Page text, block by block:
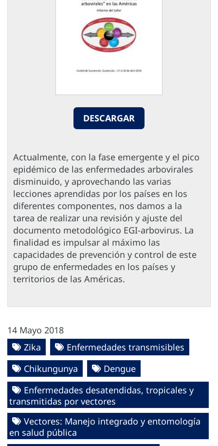
DESCARGAR
Actualmente, con la fase emergente y el pico
epidémico de las enfermedades arbovirales
disminuido, y aprovechando las varias
lecciones aprendidas por los países en los
diferentes componentes, nos damos a la
tarea de realizar una revisión y ajuste del
documento metodológico EGI-arbovirus. La
finalidad es impulsar al máximo las
capacidades de prevención y control de este
grupo de enfermedades en los países y
territorios de las Américas.
14 Mayo 2018
Zika
Enfermedades transmisibles
Chikungunya
Dengue
Enfermedades desatendidas, tropicales y
transmitidas por vectores
Vectores: Manejo integrado y entomología
en salud pública